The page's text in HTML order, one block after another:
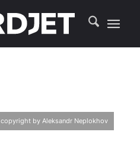
copyright by Aleksandr Neplokhov